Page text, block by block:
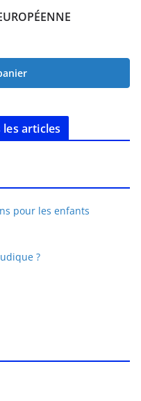
les articles
pour les enfants
?